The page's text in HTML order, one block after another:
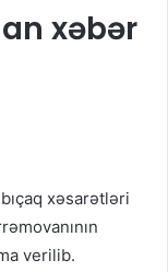
xəbər
xəsarətləri
verilib.